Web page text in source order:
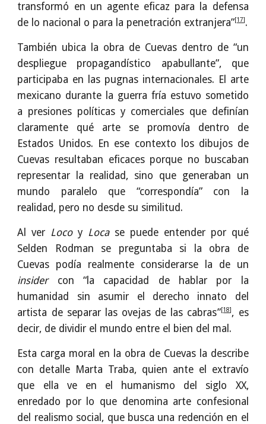
transformó en un agente eficaz para la defensa
de lo nacional o para la penetración extranjera”[17] .
También ubica la obra de Cuevas dentro de “un
despliegue propagandístico apabullante”, que
participaba en las pugnas internacionales. El arte
mexicano durante la guerra fría estuvo sometido
a presiones políticas y comerciales que definían
claramente qué arte se promovía dentro de
Estados Unidos. En ese contexto los dibujos de
Cuevas resultaban eficaces porque no buscaban
representar la realidad, sino que generaban un
mundo paralelo que “correspondía” con la
realidad, pero no desde su similitud.
Al ver Locoy Locase puede entender por qué
Selden Rodman se preguntaba si la obra de
Cuevas podía realmente considerarse la de un
insidercon “la capacidad de hablar por la
humanidad sin asumir el derecho innato del
artista de separar las ovejas de las cabras”[18] , es
decir, de dividir el mundo entre el bien del mal.
Esta carga moral en la obra de Cuevas la describe
con detalle Marta Traba, quien ante el extravío
que ella ve en el humanismo del siglo XX,
enredado por lo que denomina arte confesional
del realismo social, que busca una redención en el